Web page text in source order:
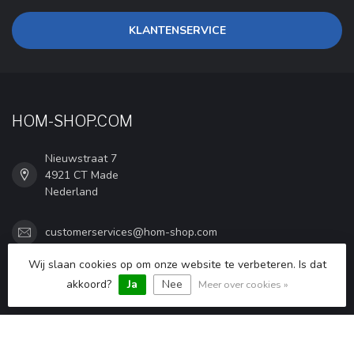
KLANTENSERVICE
HOM-SHOP.COM
Nieuwstraat 7
4921 CT Made
Nederland
customerservices@hom-shop.com
KVK nummer:75727080
btw-nummer:NL860375985B01
Wij slaan cookies op om onze website te verbeteren. Is dat
akkoord?
Ja Nee Meer over cookies »